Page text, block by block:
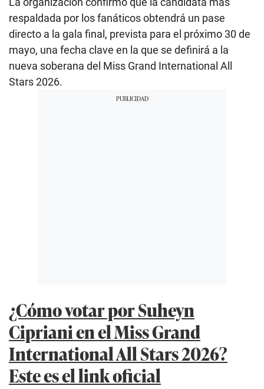
respaldada por los fanáticos obtendrá un pase
directo a la gala final, prevista para el próximo 30 de
mayo, una fecha clave en la que se definirá a la
nueva soberana del Miss Grand International All
Stars 2026.
¿Cómo votar por Suheyn
Cipriani en el Miss Grand
International All Stars 2026?
Este es el link oficial